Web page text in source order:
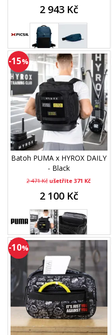
2 943 Kč
-15%
Batoh PUMA x HYROX DAILY
- Black
2 471 Kč ušetříte 371 Kč
2 100 Kč
-10%